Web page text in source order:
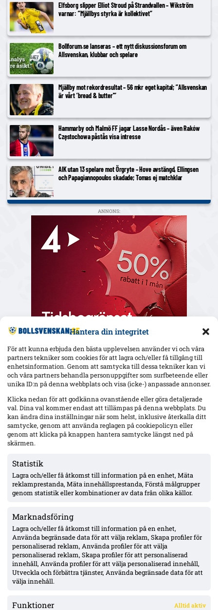
Hantera din integritet
För att kunna erbjuda den bästa upplevelsen använder vi och våra
partners tekniker som cookies för att lagra och/eller få tillgång till
enhetsinformation. Genom att samtycka till dessa tekniker kan vi
och våra partners behandla personuppgifter som surfbeteende eller
unika ID:n på denna webbplats och visa (icke-) anpassade annonser.
Klicka nedan för att godkänna ovanstående eller göra detaljerade
val. Dina val kommer endast att tillämpas på denna webbplats. Du
kan ändra dina inställningar när som helst, inklusive återkalla ditt
samtycke, genom att använda reglagen på cookiepolicyn eller
genom att klicka på knappen hantera samtycke längst ned på
skärmen.
Statistik
Lagra och/eller få åtkomst till information på en enhet, Mäta
reklamprestanda, Mäta innehållsprestanda, Förstå målgrupper
genom statistik eller kombinationer av data från olika källor.
Marknadsföring
Lagra och/eller få åtkomst till information på en enhet,
Använda begränsade data för att välja reklam, Skapa profiler för
personaliserad reklam, Använda profiler för att välja
personaliserad reklam, Skapa profiler för att personaliserad
innehåll, Använda profiler för att välja personaliserad innehåll,
Utveckla och förbättra tjänster, Använda begränsade data för att
välja innehåll.
Funktioner Alltid aktiv
Elfsborg slipper Elliot Stroud på Strandvallen – Wikström
varnar: ”Mjällbys styrka är kollektivet”
Bollforum.se lanseras – ett nytt diskussionsforum om
Allsvenskan, klubbar och spelare
Mjällby mot rekordresultat – 56 mkr eget kapital; ”Allsvenskan
är vårt ’bread & butter'”
Hammarby och Malmö FF jagar Lasse Nordås – även Raków
Częstochowa påstås visa intresse
AIK utan 13 spelare mot Örgryte – Hove avstängd, Ellingsen
och Papagiannopoulos skadade; Tomas ej matchklar
ANNONS:
Senaste
siktar på minst två värvningar – hoppas landa affär inom
dagar
Salter avgjorde med dubbel för GAIS på Örjans vall – bröt
GAIS 2–0 borta mot Halmstads BK – skruvar eftermatch-kost:
Tikka masala ersätter pizza och kebab
IFK Göteborg 3–2 Kalmar – andra raka; Sam Larsson straffmål
efter vila, Kalmar fortsatt utan bortaseger
Uppgifter: Rangers kan värva Oskar Fallenius för £400–500k –
kontraktet ut vid årets slut